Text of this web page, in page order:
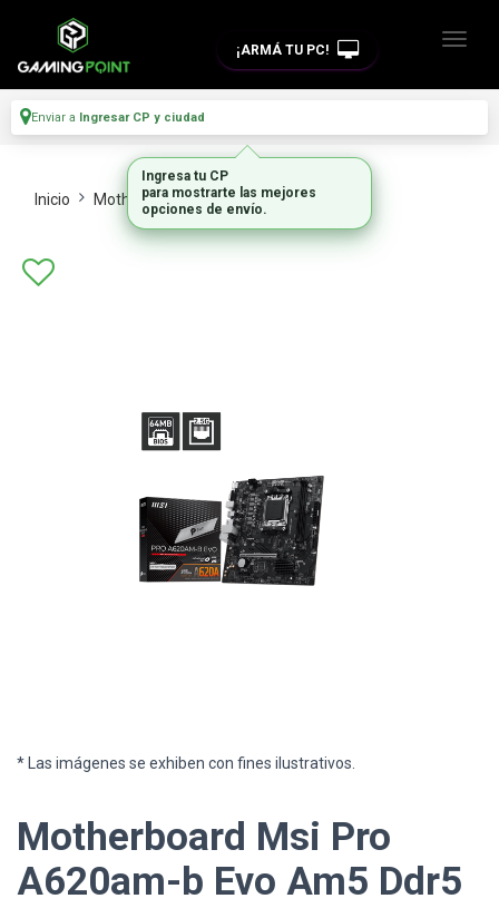
¡ARMÁ TU PC!
Enviar a Ingresar CP y ciudad
Inicio Motherboards Intel Y Amd
* Las imágenes se exhiben con fines ilustrativos.
Motherboard Msi Pro
A620am-b Evo Am5 Ddr5
Ingresa tu CP
para mostrarte las mejores
opciones de envío.